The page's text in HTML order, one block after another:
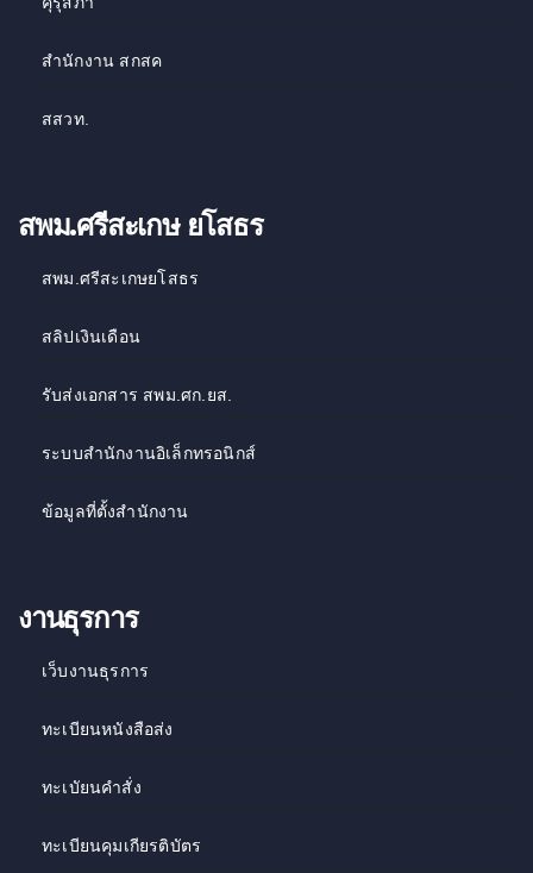
สำนักงาน สกสค
สสวท.
สพม.ศรีสะเกษ ยโสธร
สพม.ศรีสะเกษยโสธร
สลิปเงินเดือน
รับส่งเอกสาร สพม.ศก.ยส.
ระบบสำนักงานอิเล็กทรอนิกส์
ข้อมูลที่ตั้งสำนักงาน
งานธุรการ
เว็บงานธุรการ
ทะเบียนหนังสือส่ง
ทะเบัยนคำสั่ง
ทะเบียนคุมเกียรติบัตร